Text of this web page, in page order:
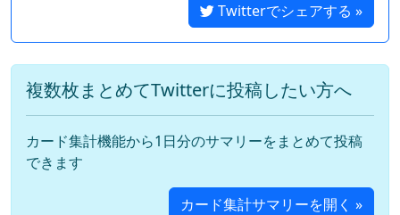
Twitterでシェアする »
複数枚まとめてTwitterに投稿したい方へ
カード集計機能から1日分のサマリーをまとめて投稿
できます
カード集計サマリーを開く »